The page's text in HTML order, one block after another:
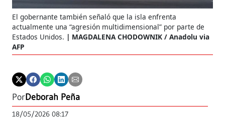
El gobernante también señaló que la isla enfrenta
actualmente una “agresión multidimensional” por parte de
Estados Unidos.
MAGDALENA CHODOWNIK / Anadolu via
AFP
PorDeborah Peña
18/05/2026 08:17